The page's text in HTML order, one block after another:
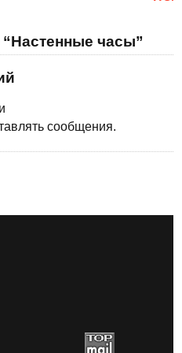
часы”
сообщения.